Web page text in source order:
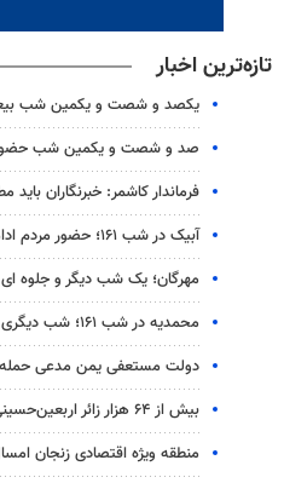
تازه‌ترین اخبار
یکصد و شصت و یکمین شب
صد و شصت و یکمین شب حضور
فرماندار کاشمر: خبرنگاران
آبیک در شب ۱۶۱؛ حضور مردم ادامه یافت
مهرگان؛ یک شب دیگر و جلوه ای
محمدیه در شب ۱۶۱؛ شب دیگری از حضور مردم در میدان
دولت مستعفی یمن مدعی حمله
بیش از ۶۴ هزار زائر اربعین‌حسینی از فرودگاه مشهد جابه‌جا شدند
منطقه ویژه اقتصادی زنجان